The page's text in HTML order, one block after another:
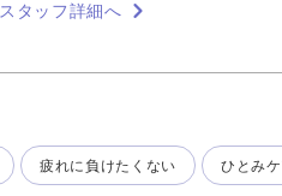
スタッフ詳細へ
疲れに負けたくない ひとみケ